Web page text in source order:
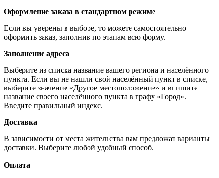
Оформление заказа в стандартном режиме
Если вы уверены в выборе, то можете самостоятельно
оформить заказ, заполнив по этапам всю форму.
Заполнение адреса
Выберите из списка название вашего региона и населённого
пункта. Если вы не нашли свой населённый пункт в списке,
выберите значение «Другое местоположение» и впишите
название своего населённого пункта в графу «Город».
Введите правильный индекс.
Доставка
В зависимости от места жительства вам предложат варианты
доставки. Выберите любой удобный способ.
Оплата